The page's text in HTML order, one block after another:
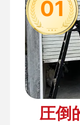
01
圧倒